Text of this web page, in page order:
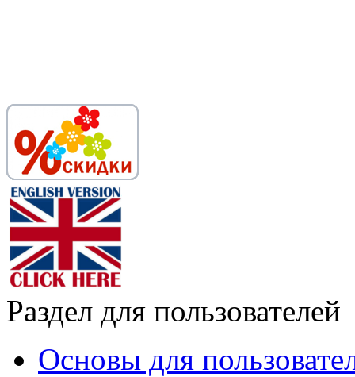
Раздел для пользователей
Основы для